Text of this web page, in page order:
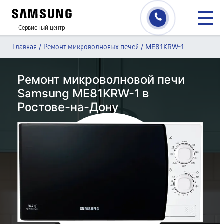
Сервисный центр
Главная / Ремонт микроволновых печей / ME81KRW-1
Ремонт микроволновой печи
Samsung ME81KRW-1 в
Ростове-на-Дону